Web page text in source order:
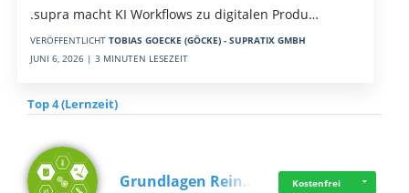
.supra macht KI Workflows zu digitalen Produ…
VERÖFFENTLICHT TOBIAS GOECKE (GÖCKE) - SUPRATIX GMBH
JUNI 6, 2026 | 3 MINUTEN LESEZEIT
Top 4 (Lernzeit)
Grundlagen Rein… Kostenfrei